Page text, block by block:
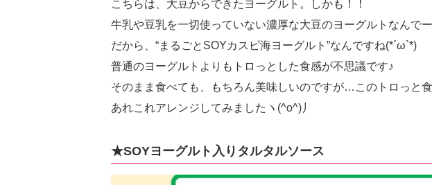
こちらは、大豆からできたヨーグルト。しかも！！
牛乳や豆乳を一切使っていない濃厚な大豆のヨーグルトなんで
だから、“まるごとSOYカスピ海ヨーグルト”なんですね(*´ω`*)
普通のヨーグルトよりもトロっとした食感が不思議です♪
そのまま食べても、もちろん美味しいのですが…このトロっと
あれこれアレンジしてみましたヽ(^o^)丿
★SOYヨーグルト入りタルタルソース